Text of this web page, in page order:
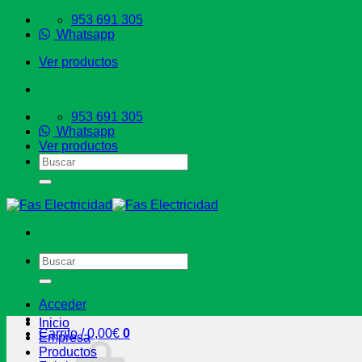
Saltar
953 691 305
Whatsapp
Ver productos
953 691 305
Whatsapp
Ver productos
Buscar
por:
Buscar
por:
Acceder
Carrito /0,00€ 0
Inicio
Empresa
Productos